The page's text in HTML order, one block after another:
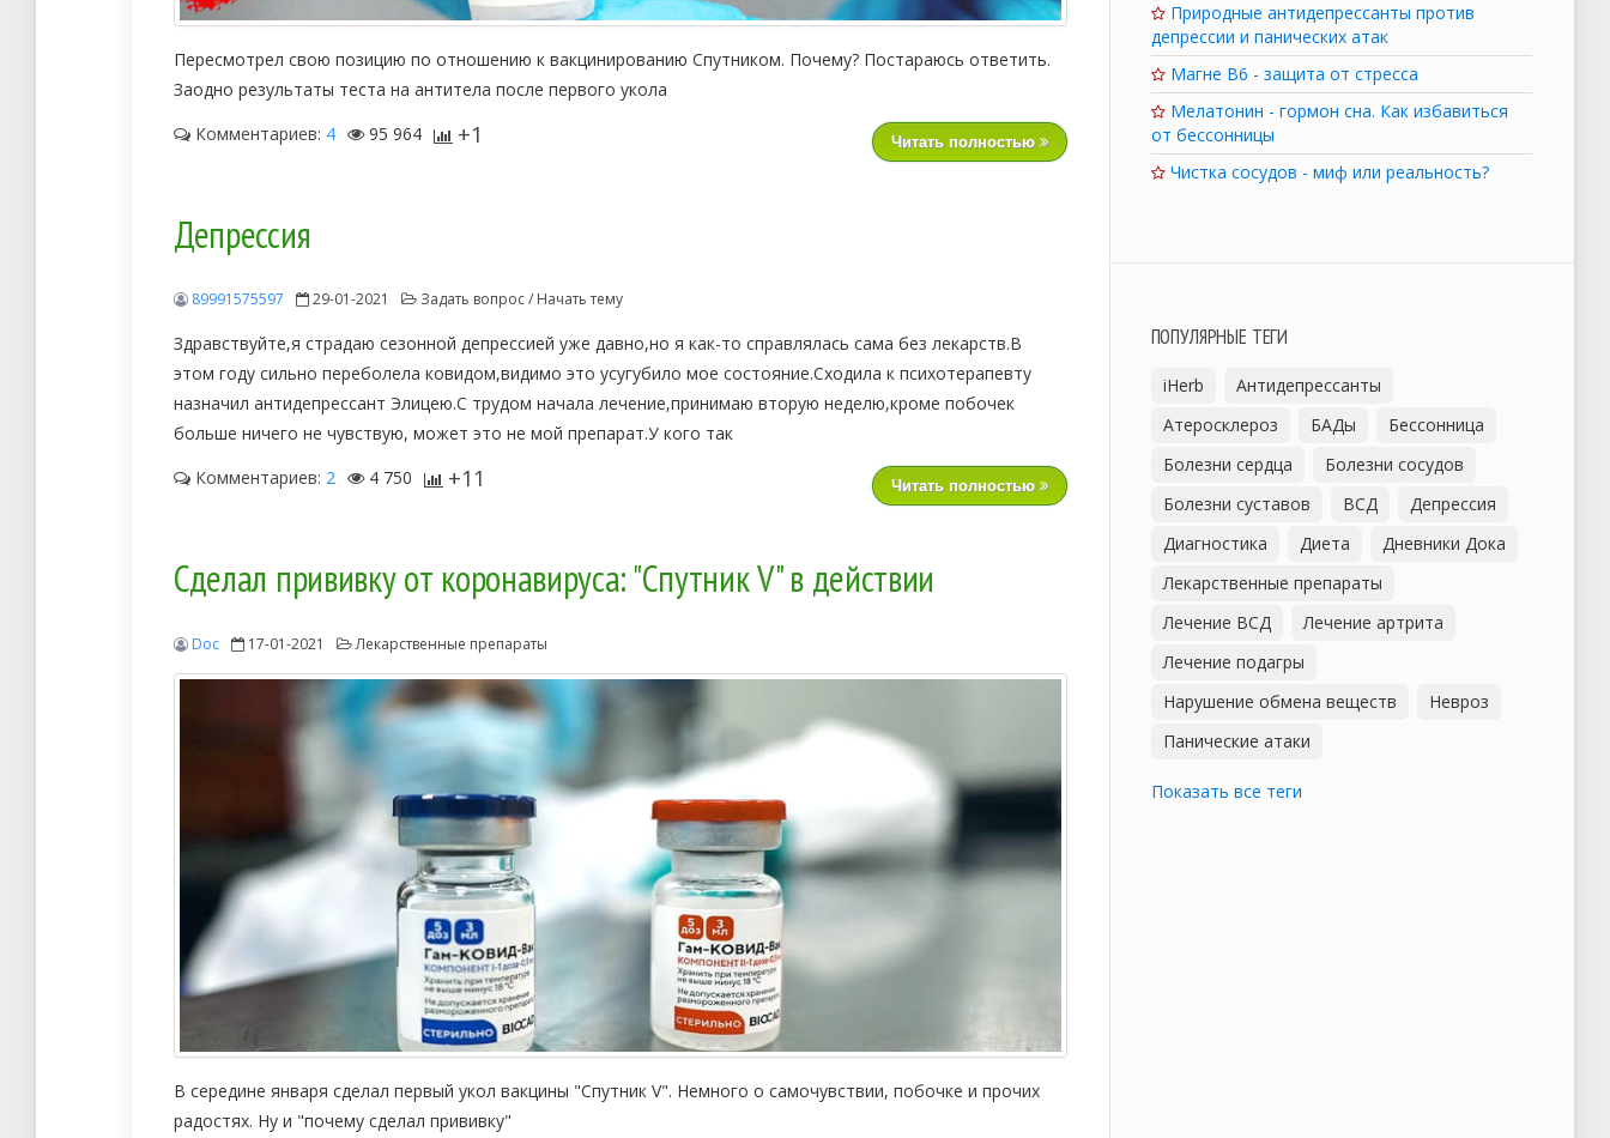
Пересмотрел свою позицию по отношению к вакцинированию Спутником. Почему? Постараюсь ответить.
Заодно результаты теста на антитела после первого укола
Читать полностью
Комментариев: 4 95 964 +1
Депрессия
89991575597 29-01-2021 Задать вопрос / Начать тему
Здравствуйте,я страдаю сезонной депрессией уже давно,но я как-то справлялась сама без лекарств.В
этом году сильно переболела ковидом,видимо это усугубило мое состояние.Сходила к психотерапевту
назначил антидепрессант Элицею.С трудом начала лечение,принимаю вторую неделю,кроме побочек
больше ничего не чувствую, может это не мой препарат.У кого так
Читать полностью
Комментариев: 2 4 750 +11
Сделал прививку от коронавируса: "Спутник V" в действии
Doc 17-01-2021 Лекарственные препараты
В середине января сделал первый укол вакцины "Спутник V". Немного о самочувствии, побочке и прочих
радостях. Ну и "почему сделал прививку"
Природные антидепрессанты против
депрессии и панических атак
Магне B6 - защита от стресса
Мелатонин - гормон сна. Как избавиться
от бессонницы
Чистка сосудов - миф или реальность?
ПОПУЛЯРНЫЕ ТЕГИ
iHerb
Антидепрессанты
Атеросклероз
БАДы
Бессонница
Болезни сердца
Болезни сосудов
Болезни суставов
ВСД
Депрессия
Диагностика
Диета
Дневники Дока
Лекарственные препараты
Лечение ВСД
Лечение артрита
Лечение подагры
Нарушение обмена веществ
Невроз
Панические атаки
Показать все теги